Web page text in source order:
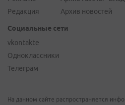
Редакция
Архив новостей
Социальные сети
vkontakte
Одноклассники
Телеграм
На данном сайте распространяется